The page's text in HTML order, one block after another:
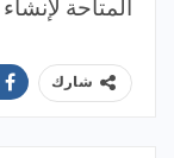
المتاحة
شارك